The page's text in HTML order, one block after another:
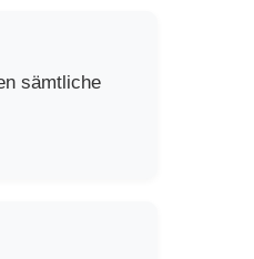
sämtliche